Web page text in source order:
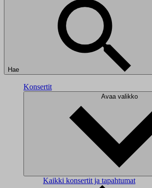
Hae
Konsertit
Avaa valikko
Kaikki konsertit ja tapahtumat